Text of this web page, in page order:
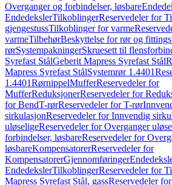
Overganger og forbindelser, løsbare
EndedekslerTilkoblingerReservedeler for
gjengestussTilkoblinger for varme
varmeTilbehørBeskyttelse for rør og fittings
rørSystempakningerSkruesett til
Syrefast StålGeberit Mapress Syrefast Stål
Mapress Syrefast StålSystemrør 1.4401
1.4401RørnippelMufferReservedeler for
MufferReduksjonerReservedeler for
for BendT-rørReservedeler for T-rør
sirkulasjonReservedeler for Innvendig
uløseligeReservedeler for Overganger
forbindelser, løsbareReservedeler for
løsbareKompensatorerReservedeler for
KompensatorerGjennomføringer
EndedekslerTilkoblingerReservedeler for
Mapress Syrefast Stål, gassReservedeler